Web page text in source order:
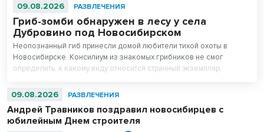
09.08.2026 РАЗВЛЕЧЕНИЯ
Гриб-зомби обнаружен в лесу у села
Дубровино под Новосибирском
Неопознанный гиб принесли домой любители тихой охоты в
Новосибирске. Консилиум из знакомых грибников не смог
определить, к какому виду относится странный экземпляр,
гриб стал жертвой «зомбификатора» или грибной плесени.
09.08.2026 РАЗВЛЕЧЕНИЯ
Андрей Травников поздравил новосибирцев с
юбилейным Днем строителя